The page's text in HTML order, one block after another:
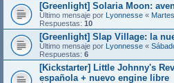
[Greenlight] Solaria Moon:
Último mensaje por Lyonnesse «
Respuestas: 10
[Greenlight] Slap Village: la
Último mensaje por Lyonnesse «
Respuestas: 6
[Kickstarter] Little Johnny's
española + nuevo engine libre